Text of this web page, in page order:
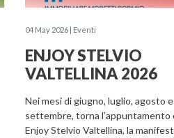
04 May 2026 | Eventi
ENJOY STELVIO
VALTELLINA 2026
Nei mesi di giugno, luglio, agosto e
settembre, torna l’appuntamento
Enjoy Stelvio Valtellina, la